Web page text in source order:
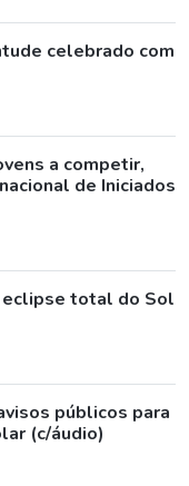
celebrado com
a competir,
de Iniciados
total do Sol
públicos para
(c/áudio)